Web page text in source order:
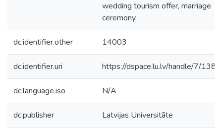
wedding tourism offer, marriage
ceremony.
dc.identifier.other 14003
dc.identifier.uri https://dspace.lu.lv/handle/7/
dc.language.iso N/A
dc.publisher Latvijas Universitāte